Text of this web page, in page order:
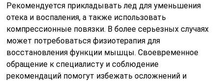
Рекомендуется прикладывать лед для уменьшения
отека и воспаления, а также использовать
компрессионные повязки. В более серьезных случаях
может потребоваться физиотерапия для
восстановления функции мышцы. Своевременное
обращение к специалисту и соблюдение
рекомендаций помогут избежать осложнений и